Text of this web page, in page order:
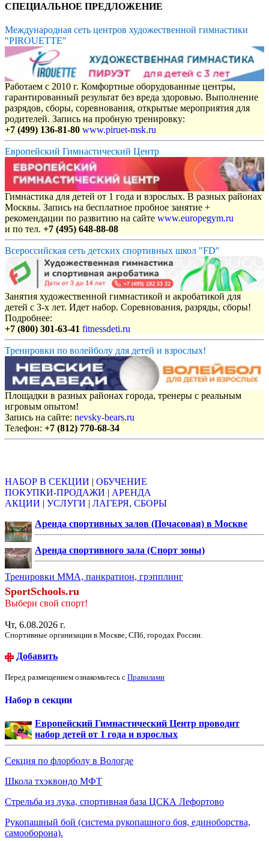
СПЕЦИАЛЬНОЕ ПРЕДЛОЖЕНИЕ
Международная сеть центров художественной гимнастики
"PIROUETTE"
Работаем с 2010 г. Комфортные оборудованные центры,
гарантированный результат без вреда здоровью. Выполнение
разрядов, сборы, соревнования, открытые мероприятия для
родителей. Запись на пробную тренировку:
+7 (499) 136-81-80 www.piruet-msk.ru
Европейский Гимнастический Центр
Гимнастика для детей от 1 года и взрослых. В разных районах
Москвы. Запись на бесплатное пробное занятие +
рекомендации по развитию на сайте www.europegym.ru
и по тел. +7 (495) 648-88-08
Всероссийская сеть детских спортивных школ "FD"
Занятия художественной гимнастикой и акробатикой для
детей с 3-х лет. Идет набор. Соревнования, разряды, сборы!
Подробнее:
+7 (800) 301-63-41 fitnessdeti.ru
Тренировки по волейболу для детей и взрослых!
Площадки в разных районах города, тренеры с реальным
игровым опытом!
Запись на сайте: nevsky-bears.ru
Телефон: +7 (812) 770-68-34
НАБОР В СЕКЦИИ | ОБУЧЕНИЕ
ПОКУПКИ-ПРОДАЖИ | АРЕНДА
АКЦИИ | УСЛУГИ | ЛАГЕРЯ, СБОРЫ
Аренда спортивных залов (Почасовая) в Москве
Аренда спортивного зала (Спорт зоны)
Тренировки ММА, панкратион, грэпплинг
SportSchools.ru
Выбери свой спорт!
Чт, 6.08.2026 г.
Спортивные организации в Москве, СПб, городах России.
Добавить
Перед размещением ознакомьтесь с Правилами
Набор в секции
Европейский Гимнастический Центр проводит
набор детей от 1 года и взрослых
Секция по флорболу в Вологде
Школа тхэквондо МФТ
Стрельба из лука, спортивная база ЦСКА Лефортово
Рукопашный бой (система рукопашного боя, единоборства,
самооборона).